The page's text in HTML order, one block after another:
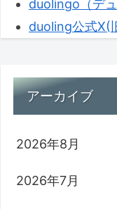
duolingo（デ
duoling公式X(
アーカイブ
2026年8月
2026年7月